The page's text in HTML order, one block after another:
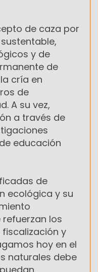
de caza por
y de
de
cría en
de
A su vez,
a través de
educación
de
ecológica y su
los
y
hoy en el
naturales debe